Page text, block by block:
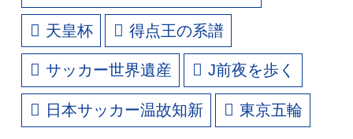
天皇杯 得点王の系譜
サッカー世界遺産 J前夜を歩く
日本サッカー温故知新 東京五輪